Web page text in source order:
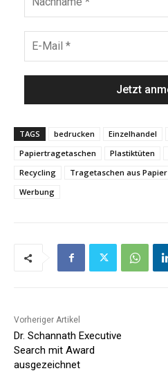
TAGS bedrucken Einzelhandel
Papiertragetaschen
Plastiktüten
Recycling
Tragetaschen aus Papier
Werbung
Vorheriger Artikel
Dr. Schannath Executive
Search mit Award
ausgezeichnet